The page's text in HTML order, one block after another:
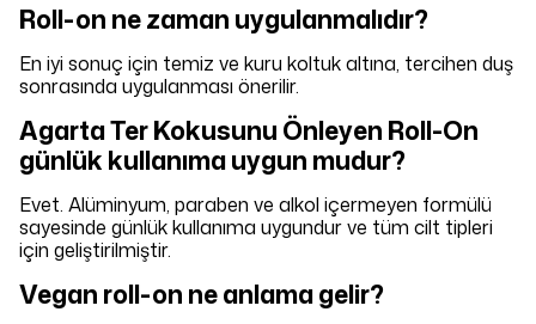
Roll-on ne zaman uygulanmalıdır?
En iyi sonuç için temiz ve kuru koltuk altına, tercihen duş
sonrasında uygulanması önerilir.
Agarta Ter Kokusunu Önleyen Roll-On
günlük kullanıma uygun mudur?
Evet. Alüminyum, paraben ve alkol içermeyen formülü
sayesinde günlük kullanıma uygundur ve tüm cilt tipleri
için geliştirilmiştir.
Vegan roll-on ne anlama gelir?